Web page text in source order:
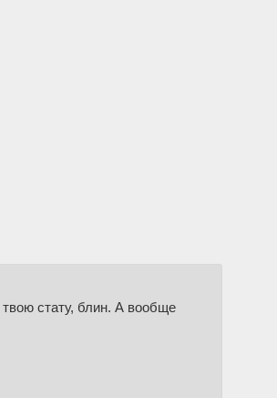
стату, блин. А вообще